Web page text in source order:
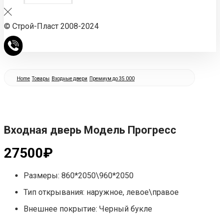
© Строй-Пласт 2008-2024
Home Товары Входные двери Премиум до 35 000
Входная дверь Модель Прогресс
27500₽
Размеры: 860*2050\960*2050
Тип открывания: наружное, левое\правое
Внешнее покрытие: Черный букле